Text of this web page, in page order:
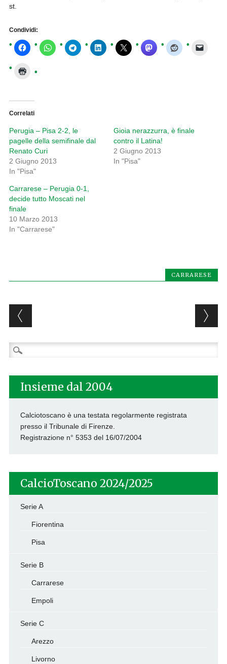
st.
Condividi:
Correlati
Perugia – Pisa 2-2, le
pagelle della semifinale dal
Renato Curi
2 Giugno 2013
In "Pisa"
Gioia nerazzurra, è finale
contro il Latina!
2 Giugno 2013
In "Pisa"
Carrarese – Perugia 0-1,
decide tutto Moscati nel
finale
10 Marzo 2013
In "Carrarese"
CARRARESE
Post navigation
Ricerca
per:
Insieme dal 2004
Calciotoscano è una testata regolarmente registrata
presso il Tribunale di Firenze.
Registrazione n° 5353 del 16/07/2004
CalcioToscano 2024/2025
Serie A
Fiorentina
Pisa
Serie B
Carrarese
Empoli
Serie C
Arezzo
Livorno